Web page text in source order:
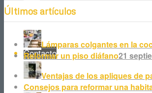
Contacto
Últimos artículos
Lámparas colgantes en la
Reformar un piso diáfano21
Ventajas de los apliques de
Consejos para reformar una